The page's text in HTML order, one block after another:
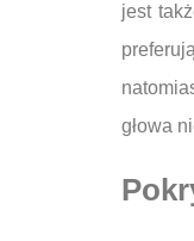
jest
głowa